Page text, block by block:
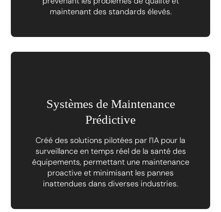
maintenant des standards élevés.
Systèmes de Maintenance
Prédictive
Créé des solutions pilotées par l’IA pour la
surveillance en temps réel de la santé des
équipements, permettant une maintenance
proactive et minimisant les pannes
inattendues dans diverses industries.